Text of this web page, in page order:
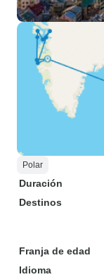
Polar
Duración
Destinos
Franja de edad
Idioma